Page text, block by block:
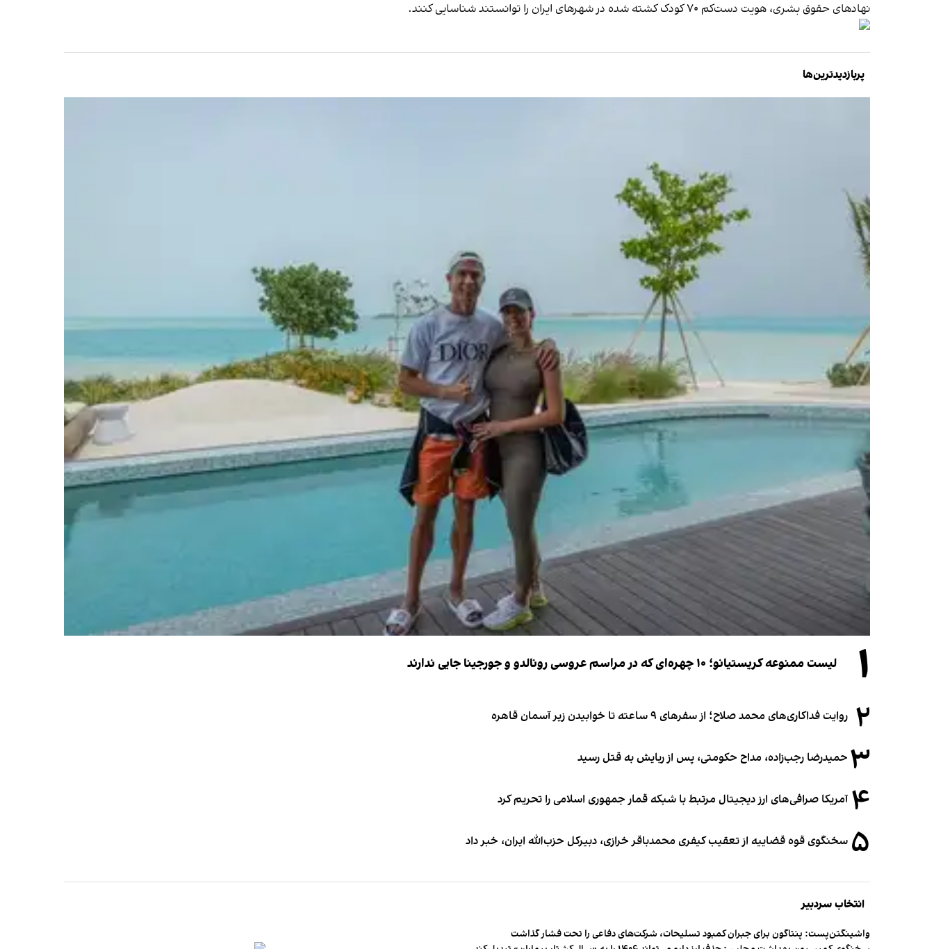
نهادهای حقوق بشری، هویت دست‌کم ۷۰ کودک کشته شده در شهرهای ایران را توانستند شناسایی کنند.
پربازدیدترین‌ها
۱ لیست ممنوعه کریستیانو؛ ۱۰ چهره‌ای که در مراسم عروسی رونالدو و جورجینا جایی ندارند
۲ روایت فداکاری‌های محمد صلاح؛ از سفرهای ۹ ساعته تا خوابیدن زیر آسمان قاهره
۳ حمیدرضا رجب‌زاده، مداح حکومتی، پس از ربایش به قتل رسید
۴ آمریکا صرافی‌های ارز دیجیتال مرتبط با شبکه قمار جمهوری اسلامی را تحریم کرد
۵ سخنگوی قوه قضاییه از تعقیب کیفری محمدباقر خرازی، دبیر‌کل حزب‌الله ایران، خبر داد
انتخاب سردبیر
واشینگتن‌پست: پنتاگون برای جبران کمبود تسلیحات، شرکت‌های دفاعی را تحت فشار گذاشت